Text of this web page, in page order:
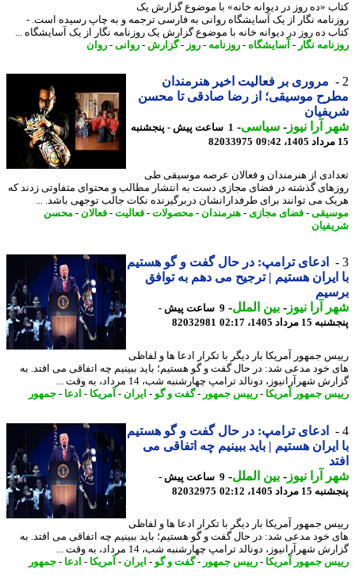
«ده روز در دیوانه خانه» با موضوع گزارش یک
نگار از یک آسایشگاه روانی به فارسی ترجمه و به چاپ رسیده است. -
ده روز در دیوانه خانه با موضوع گزارش یک روزنامه نگار از یک آسایشگاه ...
نگار -آسایشگاه-روزنامه -روز- گزارش -روانی- روان
مروری بر فعالیت اخیر هنرمندان
موسیقی؛ از رضا صادقی تا محسن
آرا نیوز-سیاسی-
1 ساعت پیش - پنجشنبه
82033975
از هنرمندان و فعالان عرصه موسیقی طی
گذشته در فضای مجازی دست به انتشار مطالب و محتوای متفاوتی زدند که
می توانند برای طرفدارانشان دربرگیرنده نکات جالب توجهی باشد. ...
-فضای مجازی- هنرمندان- محصولات-فعالیت-فعالان-محسن
ادعای ترامپ: در حال گفت و گو هستیم
ایران هستیم | ترجیح می دهم به توافق
آرا نیوز-بین الملل- 9 ساعت پیش -
1405، 02:17
82032981
جمهور آمریکا بار دیگر با تکرار ادعا ها و لفاظی
خود مدعی شد: در حال گفت و گو هستیم؛ باید ببینیم چه اتفاقی می افتد. به
شهرآرانیوز، دونالد ترامپ چهارشنبه شب، 14 مرداد، به وقت ...
جمهور آمریکا- رییس جمهور-گفت و گو - ایران - آمریکا- ادعا -جمهور
ادعای ترامپ: در حال گفت و گو هستیم
هستیم | باید ببینیم چه اتفاقی می
آرا نیوز-بین الملل-
9 ساعت پیش -
1405، 02:12
82032975
جمهور آمریکا بار دیگر با تکرار ادعا ها و لفاظی
خود مدعی شد: در حال گفت و گو هستیم؛ باید ببینیم چه اتفاقی می افتد. به
شهرآرانیوز، دونالد ترامپ چهارشنبه شب، 14 مرداد، به وقت ...
جمهور آمریکا- رییس جمهور-گفت و گو - ایران - آمریکا- ادعا -جمهور